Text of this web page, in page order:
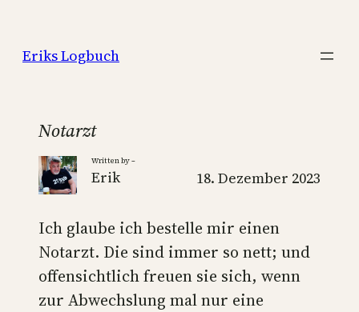
springen
Eriks Logbuch
Notarzt
Written by –
Erik 18. Dezember 2023
Ich glaube ich bestelle mir einen
Notarzt. Die sind immer so nett; und
offensichtlich freuen sie sich, wenn
zur Abwechslung mal nur eine